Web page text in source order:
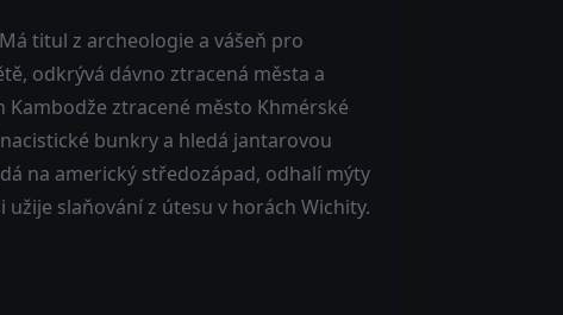
titul z archeologie a vášeň pro
odkrývá dávno ztracená města a
ztracené město Khmérské
bunkry a hledá jantarovou
na americký středozápad, odhalí mýty
užije slaňování z útesu v horách Wichity.